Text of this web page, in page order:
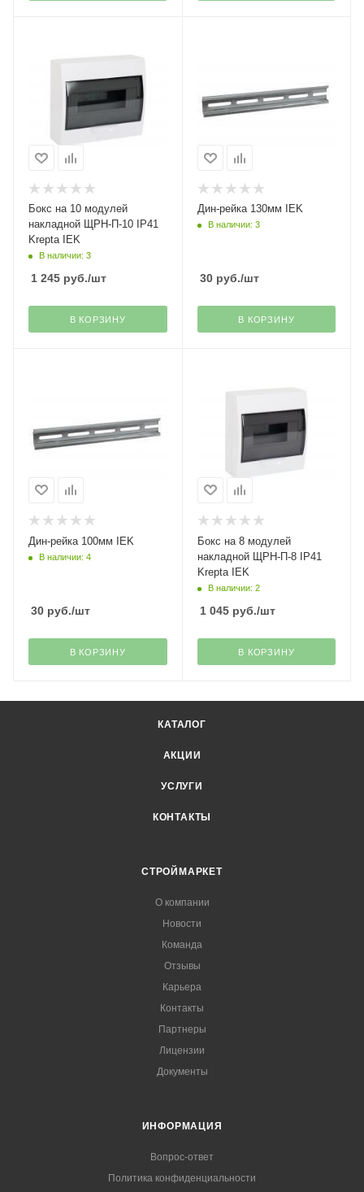
Бокс на 10 модулей
накладной ЩРН-П-10 IP41
Krepta IEK
В наличии: 3
1 245 руб./шт
В КОРЗИНУ
Дин-рейка 130мм IEK
В наличии: 3
30руб./шт
В КОРЗИНУ
Дин-рейка 100мм IEK
В наличии: 4
30 руб./шт
В КОРЗИНУ
Бокс на 8 модулей
накладной ЩРН-П-8 IP41
Krepta IEK
В наличии: 2
1 045руб./шт
В КОРЗИНУ
КАТАЛОГ
АКЦИИ
УСЛУГИ
КОНТАКТЫ
СТРОЙМАРКЕТ
О компании
Новости
Команда
Отзывы
Карьера
Контакты
Партнеры
Лицензии
Документы
ИНФОРМАЦИЯ
Вопрос-ответ
Политика конфиденциальности